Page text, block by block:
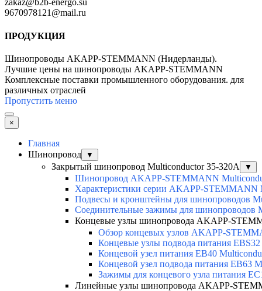
zakaz@b2b-energo.su
9670978121@mail.ru
ПРОДУКЦИЯ
Шинопроводы AKAPP-STEMMANN (Нидерланды).
Лучшие цены на шинопроводы AKAPP-STEMMANN
Комплексные поставки промышленного оборудования. для
различных отраслей
Пропустить меню
×
Главная
Шинопровод
▼
Закрытый шинопровод Multiconductor 35-320А ▼
Шинопровод AKAPP-STEMMANN
Характеристики серии AKAPP-STEMMANN
Подвесы и кронштейны для шинопроводов
Соединительные зажимы для шинопроводов
Концевые узлы шинопровода AKAPP-
Обзор концевых узлов AKAPP-
Концевые узлы подвода питания
Концевой узел питания EB40
Концевой узел подвода питания EB63
Зажимы для концевого узла питания
Линейные узлы шинопровода AKAPP-